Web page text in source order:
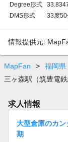
Degree形式
DMS形式
33度
情報提供元:
MapFan > 福岡県
三ヶ森駅（筑豊電鉄
求人情報
大型倉庫のカ
期